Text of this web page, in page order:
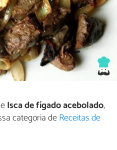
Isca de fígado acebolado,
categoria deReceitas de